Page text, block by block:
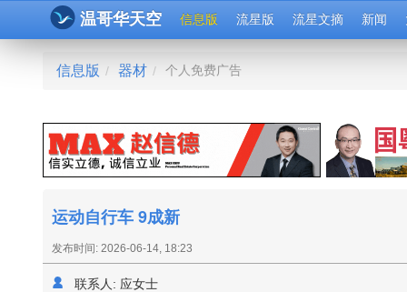
温哥华天空 信息版 流星版 流星文摘 新闻
信息版 / 器材 / 个人免费广告
运动自行车 9成新
发布时间: 2026-06-14, 18:23
联系人: 应女士